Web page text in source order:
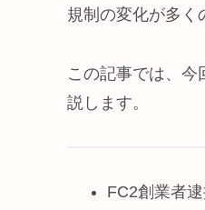
規制の変化が多く
この記事では、
説します。
FC2創業者